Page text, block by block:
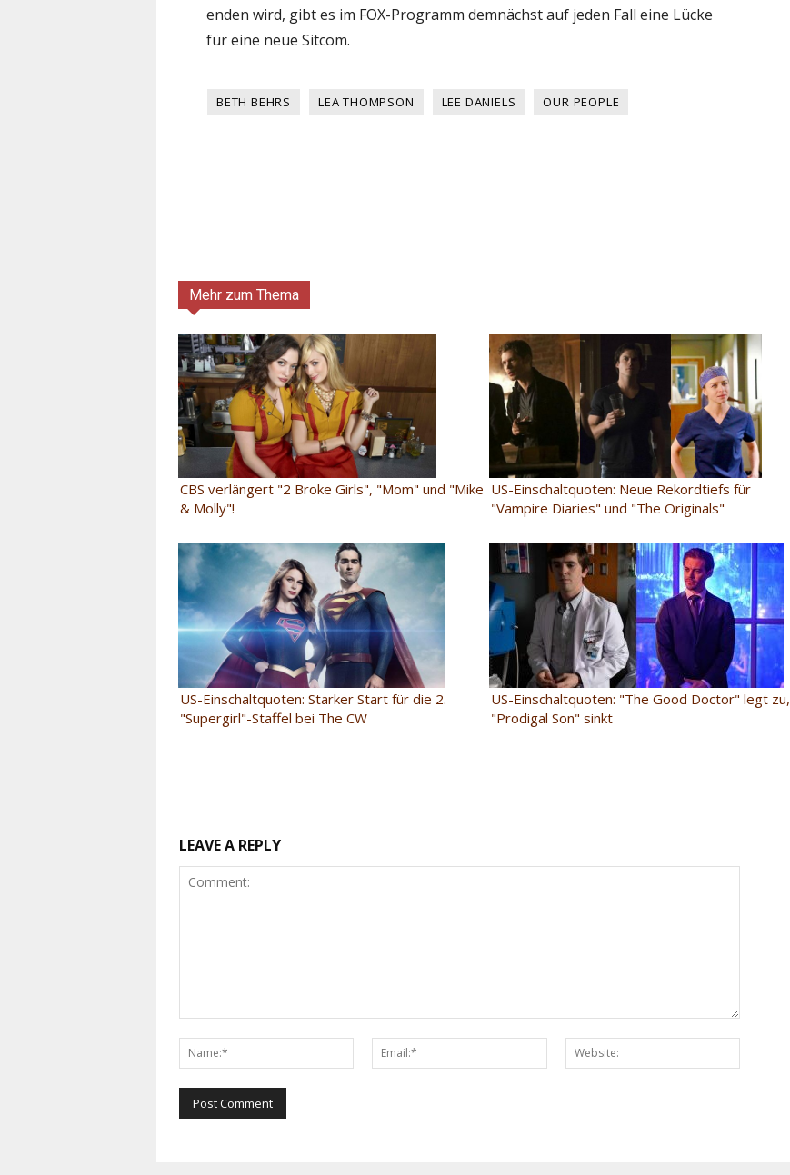
enden wird, gibt es im FOX-Programm demnächst auf jeden Fall eine Lücke
für eine neue Sitcom.
BETH BEHRS LEA THOMPSON LEE DANIELS OUR PEOPLE
Mehr zum Thema
CBS verlängert "2 Broke Girls", "Mom" und "Mike
& Molly"!
US-Einschaltquoten: Neue Rekordtiefs für
"Vampire Diaries" und "The Originals"
US-Einschaltquoten: Starker Start für die 2.
"Supergirl"-Staffel bei The CW
US-Einschaltquoten: "The Good Doctor" legt zu,
"Prodigal Son" sinkt
LEAVE A REPLY
Name:*
Email:*